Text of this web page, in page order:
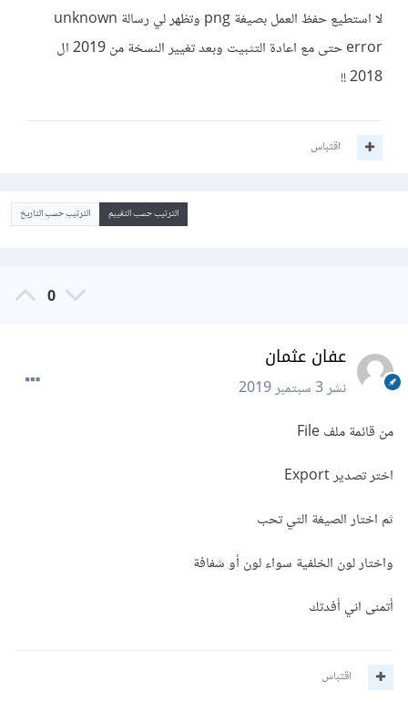
لا استطيع حفظ العمل بصيغة png وتظهر لي رسالة unknown
error حتى مع اعادة التثبيت وبعد تغيير النسخة من 2019 ال
2018 !!
اقتباس
الترتيب حسب التقييم الترتيب حسب التاريخ
0
عفان عثمان
نشر3 سبتمبر 2019
من قائمة ملف File
اختر تصدير Export
ثم اختار الصيغة التي تحب
واختار لون الخلفية سواء لون أو شفافة
أتمنى اني أفدتك
اقتباس